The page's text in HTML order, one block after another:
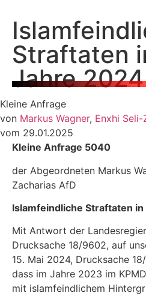
Straftaten
Jahre 2024
Kleine Anfrage
von Markus Wagner, Enxhi
vom 29.01.2025
Kleine Anfrage 5040
der Abgeordneten Markus
Zacharias AfD
Islamfeindliche Straftaten
Mit Antwort der
Drucksache 18/9602, auf
15. Mai 2024, Drucksache
dass im Jahre 2023 im
mit islamfeindlichem